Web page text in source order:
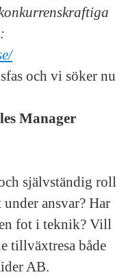
och vi söker nu
Manager
självständig roll
ansvar? Har
fot i teknik? Vill
tillväxtresa både
AB.